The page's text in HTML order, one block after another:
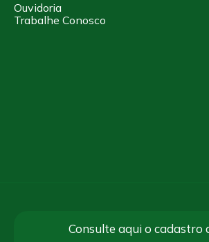
Ouvidoria
Trabalhe Conosco
Consulte aqui o cadastro